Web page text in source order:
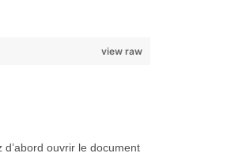
view raw
ouvrir le document